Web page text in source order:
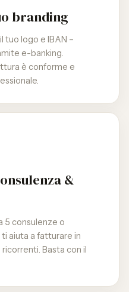
branding
tuo logo e IBAN –
e-banking.
è conforme e
&
5 consulenze o
aiuta a fatturare in
Basta con il